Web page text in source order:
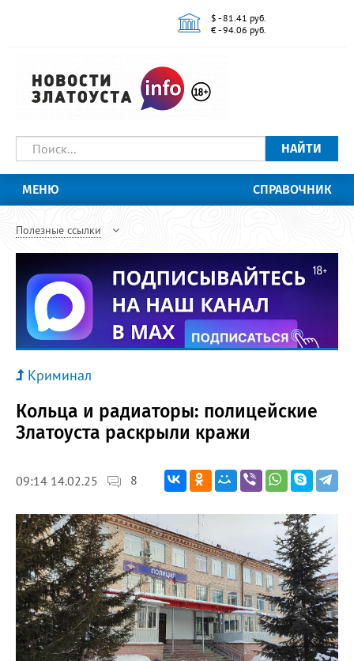
$ - 81.41 руб.
€ - 94.06 руб.
НАЙТИ
МЕНЮ СПРАВОЧНИК
Полезные ссылки
Криминал
Кольца и радиаторы: полицейские
Златоуста раскрыли кражи
09:14 14.02.25 8